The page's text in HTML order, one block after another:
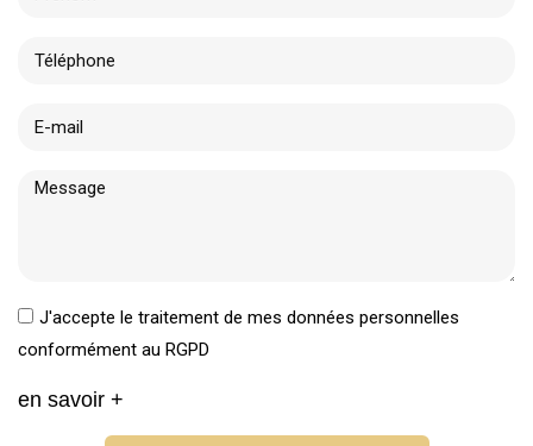
J'accepte le traitement de mes données personnelles
conformément au RGPD
en savoir +